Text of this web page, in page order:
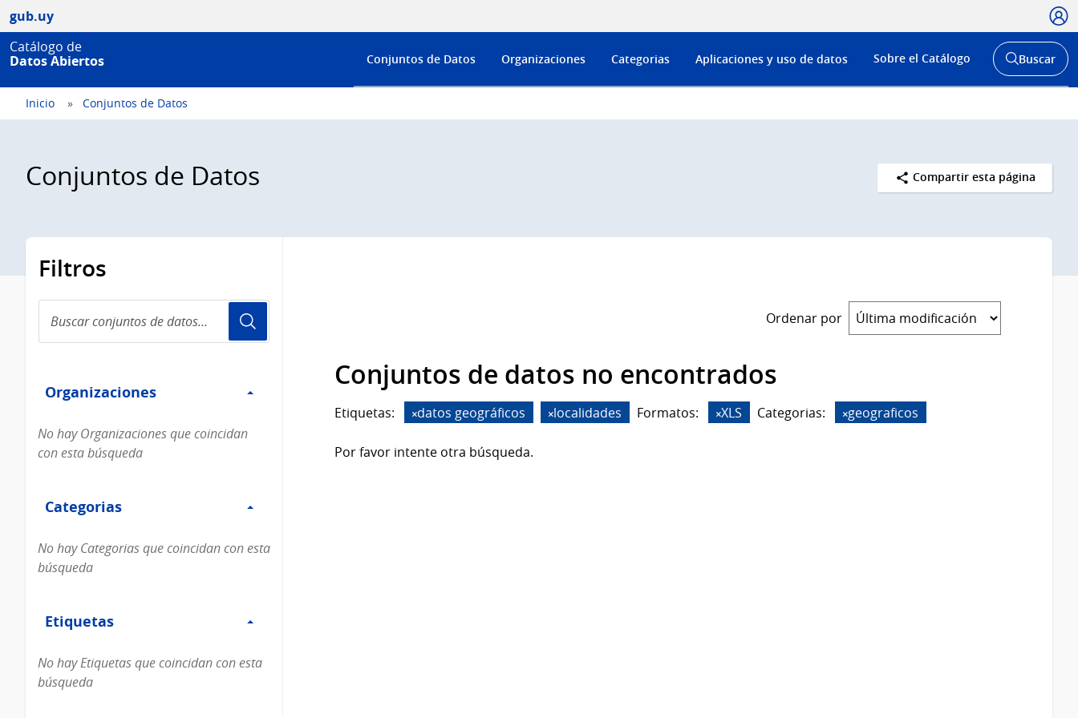
gub.uy
Catálogo de
Datos Abiertos
Menú
de
Conjuntos de Datos Organizaciones Categorias Aplicaciones y uso de datos Sobre el Catálogo
Abrir
buscador
Buscar
Inicio Conjuntos de Datos
Conjuntos de Datos Compartir esta página
Filtros
conjuntos
de
Organizaciones
Organizaciones
No hay Organizaciones que coincidan
con esta búsqueda
Categorias
Categorias
No hay Categorias que coincidan con esta
búsqueda
Etiquetas
Etiquetas
No hay Etiquetas que coincidan con esta
búsqueda
Ordenar por
Conjuntos de datos no encontrados
Etiquetas: datos geográficos localidades Formatos: XLS Categorias: geograficos
Por favor intente otra búsqueda.